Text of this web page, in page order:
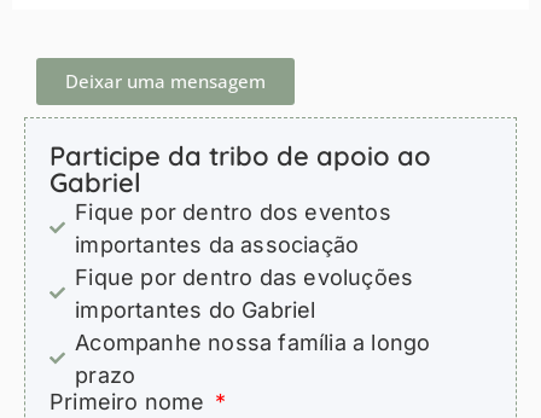
Deixar uma mensagem
Participe da tribo de apoio ao
Gabriel
Fique por dentro dos eventos
importantes da associação
Fique por dentro das evoluções
importantes do Gabriel
Acompanhe nossa família a longo
prazo
Primeiro nome